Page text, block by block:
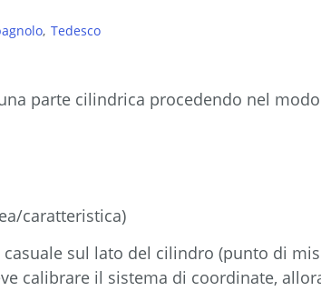
Tedesco
parte cilindrica procedendo nel
caratteristica)
sul lato del cilindro (punto di
calibrare il sistema di coordinate,